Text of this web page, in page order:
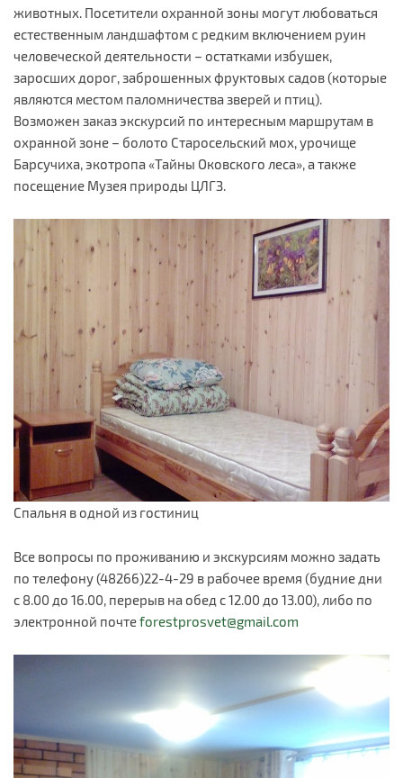
животных. Посетители охранной зоны могут любоваться
естественным ландшафтом с редким включением руин
человеческой деятельности – остатками избушек,
заросших дорог, заброшенных фруктовых садов (которые
являются местом паломничества зверей и птиц).
Возможен заказ экскурсий по интересным маршрутам в
охранной зоне – болото Старосельский мох, урочище
Барсучиха, экотропа «Тайны Оковского леса», а также
посещение Музея природы ЦЛГЗ.
Спальня в одной из гостиниц
Все вопросы по проживанию и экскурсиям можно задать
по телефону (48266)22-4-29 в рабочее время (будние дни
с 8.00 до 16.00, перерыв на обед с 12.00 до 13.00), либо по
электронной почтеforestprosvet@gmail.com